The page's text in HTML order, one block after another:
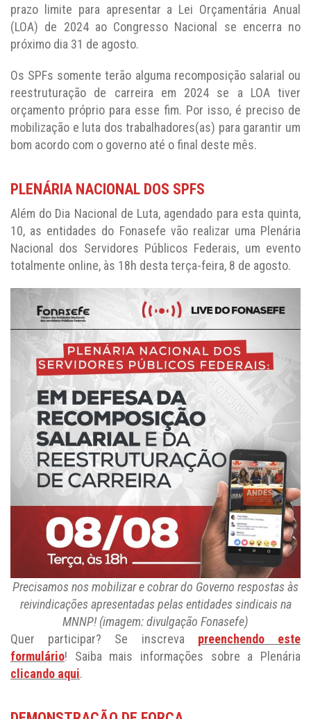
prazo limite para apresentar a Lei Orçamentária Anual
(LOA) de 2024 ao Congresso Nacional se encerra no
próximo dia 31 de agosto.
Os SPFs somente terão alguma recomposição salarial ou
reestruturação de carreira em 2024 se a LOA tiver
orçamento próprio para esse fim. Por isso, é preciso de
mobilização e luta dos trabalhadores(as) para garantir um
bom acordo com o governo até o final deste mês.
PLENÁRIA NACIONAL DOS SPFS
Além do Dia Nacional de Luta, agendado para esta quinta,
10, as entidades do Fonasefe vão realizar uma Plenária
Nacional dos Servidores Públicos Federais, um evento
totalmente online, às 18h desta terça-feira, 8 de agosto.
Precisamos nos mobilizar e cobrar do Governo respostas às
reivindicações apresentadas pelas entidades sindicais na
MNNP! (imagem: divulgação Fonasefe)
Quer participar? Se inscreva preenchendo este
formulário! Saiba mais informações sobre a Plenária
clicando aqui.